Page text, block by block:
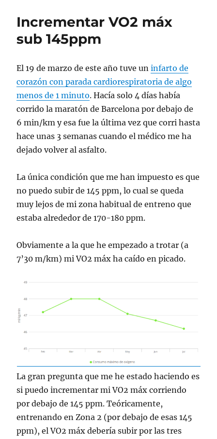
las
de
Incrementar VO2 máx
sub 145ppm
El 19 de marzo de este año tuve uninfarto de
corazón con parada cardiorespiratoria de algo
menos de 1 minuto. Hacía solo 4 días había
corrido la maratón de Barcelona por debajo de
6 min/km y esa fue la última vez que corri hasta
hace unas 3 semanas cuando el médico me ha
dejado volver al asfalto.
La única condición que me han impuesto es que
no puedo subir de 145 ppm, lo cual se queda
muy lejos de mi zona habitual de entreno que
estaba alrededor de 170-180 ppm.
Obviamente a la que he empezado a trotar (a
7’30 m/km) mi VO2 máx ha caído en picado.
La gran pregunta que me he estado haciendo es
si puedo incrementar mi VO2 máx corriendo
por debajo de 145 ppm. Teóricamente,
entrenando en Zona 2 (por debajo de esas 145
ppm), el VO2 máx debería subir por las tres